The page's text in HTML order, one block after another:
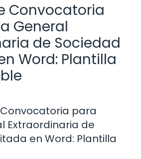
Convocatoria
General
de Sociedad
Word: Plantilla
para
Extraordinaria de
en Word: Plantilla